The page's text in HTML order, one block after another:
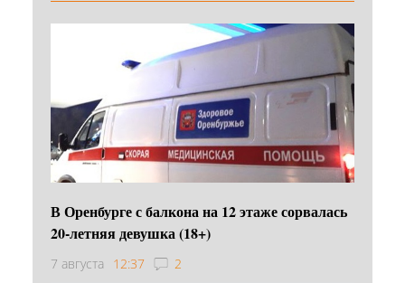
В Оренбурге с балкона на 12 этаже сорвалась
20-летняя девушка (18+)
7 августа 12:37 2